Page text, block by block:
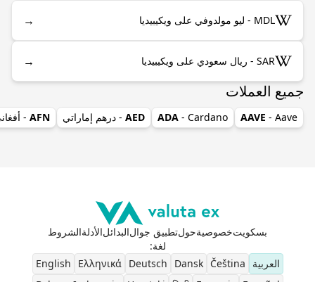
MDL - ليو مولدوفي على ويكيبيديا →
SAR - ريال سعودي على ويكيبيديا →
جميع العملات
AAVE - Aave
ADA - Cardano
AED - درهم إماراتي AFN
-
بسكويتخصوصيةحولتطبيق جوالالبدائلالأدلةالشروط
لغة:
العربية
Čeština
Dansk
Deutsch
Ελληνικά
English